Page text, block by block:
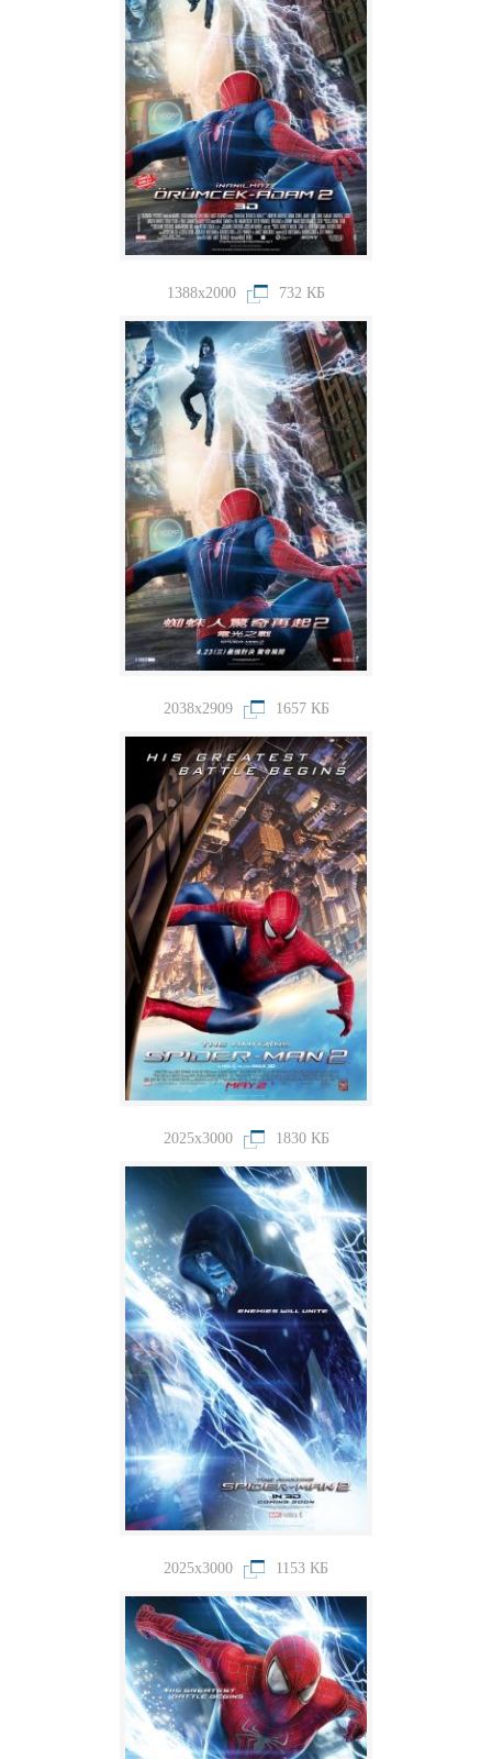
1388x2000 732 КБ
2038x2909 1657 КБ
2025x3000 1830 КБ
2025x3000 1153 КБ